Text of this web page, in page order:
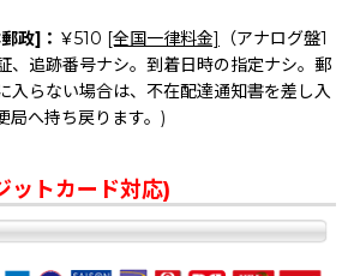
政]： ￥510 [全国一律料金]
（アナログ盤1
、追跡番号ナシ。到着日時の指定ナシ。郵
入らない場合は、不在配達通知書を差し入
局へ持ち戻ります。)
ットカード対応)